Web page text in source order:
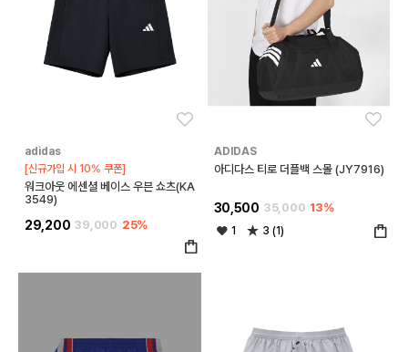
adidas
[신규가입 시 10% 쿠폰]
워크아웃 에센셜 베이스 우븐 쇼츠(KA
3549)
29,200 39,000 25%
ADIDAS
아디다스 티로 더플백 스몰 (JY7916)
30,500 35,000 13%
1 3 (1)